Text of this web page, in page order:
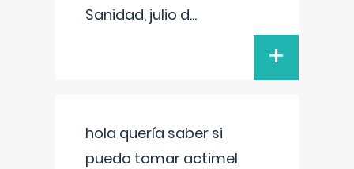
Sanidad, julio d...
+
hola quería saber si
puedo tomar actimel